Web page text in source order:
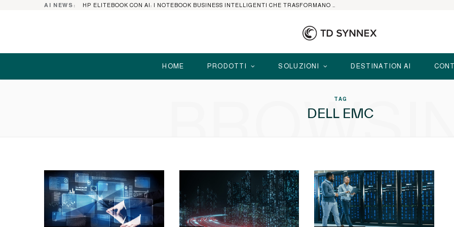
AI NEWS:
HOME PRODOTTI SOLUZIONI DESTINATION AI
TAG
DELL EMC